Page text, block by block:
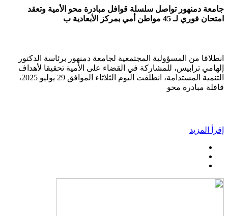
جامعة دمنهور تواصل سلسلة قوافل مبادرة محو الأمية وتعقد
امتحان فوري لـ 45 مواطن أمي بمركز الأبعادية ب
انطلاقا من المسؤولية المجتمعية لجامعة دمنهور برئاسة الدكتور
إلهامي ترابيس، للمشاركة في القضاء على الأمية تحقيقا لأهداف
التنمية المستدامة، انطلقت اليوم الثلاثاء الموافق 29 يوليو 2025،
قافلة مبادرة محو
إقرأ المزيد